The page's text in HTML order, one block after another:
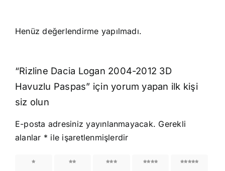
Henüz değerlendirme yapılmadı.
“Rizline Dacia Logan 2004-2012 3D
Havuzlu Paspas” için yorum yapan ilk kişi
siz olun
E-posta adresiniz yayınlanmayacak. Gerekli
alanlar * ile işaretlenmişlerdir
2/5
3/5
4/5
5/5